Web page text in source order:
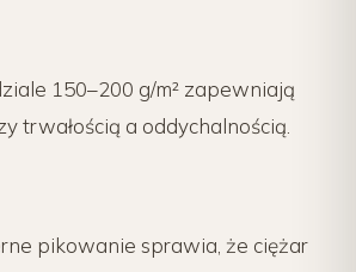
150–200 g/m² zapewniają
trwałością a oddychalnością.
pikowanie sprawia, że ciężar